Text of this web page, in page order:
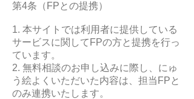
第4条（FPとの提携）
1. 本サイトでは利用者に提供している
サービスに関してFPの方と提携を行っ
ています。
2. 無料相談のお申し込みに際し、にゅ
う絵よくいただいた内容は、担当FPと
のみ連携いたします。